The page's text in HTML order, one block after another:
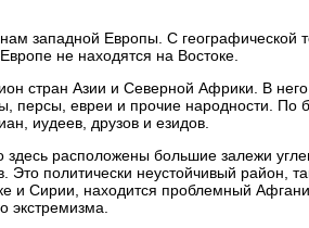
западной Европы. С географической
не находятся на Востоке.
стран Азии и Северной Африки. В
персы, евреи и прочие народности. По
иудеев, друзов и езидов.
расположены большие залежи
политически неустойчивый район,
и Сирии, находится проблемный
экстремизма.